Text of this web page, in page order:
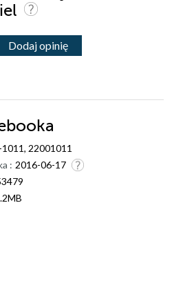
Dodaj opinię
22001011
: 2016-06-17